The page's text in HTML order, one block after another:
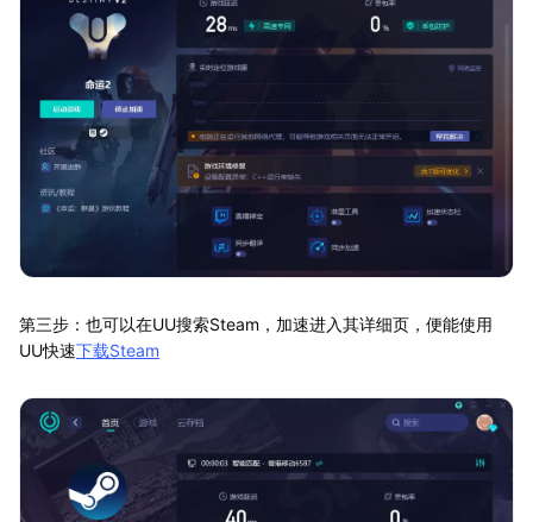
第三步：也可以在UU搜索Steam，加速进入其详细页，便能使用
UU快速下载Steam